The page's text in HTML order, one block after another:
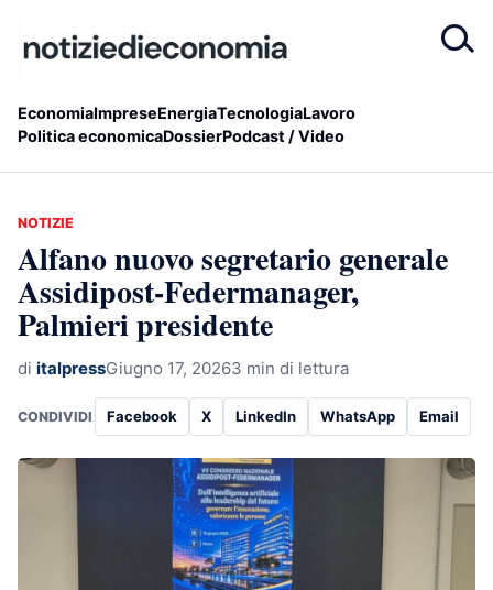
EconomiaImpreseEnergiaTecnologiaLavoro
Politica economicaDossierPodcast / Video
NOTIZIE
Alfano nuovo segretario generale
Assidipost-Federmanager,
Palmieri presidente
di italpressGiugno 17, 20263 min di lettura
CONDIVIDI Facebook X LinkedIn WhatsApp Email